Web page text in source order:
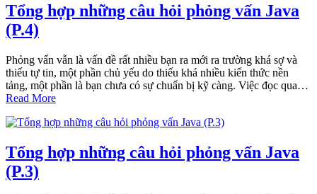
Tổng hợp những câu hỏi phỏng vấn Java
(P.4)
Phỏng vấn vẫn là vấn đề rất nhiều bạn ra mới ra trường khá sợ và
thiếu tự tin, một phần chủ yếu do thiếu khá nhiều kiến thức nền
tảng, một phần là bạn chưa có sự chuẩn bị kỹ càng. Việc đọc qua…
Read More
Tổng hợp những câu hỏi phỏng vấn Java
(P.3)